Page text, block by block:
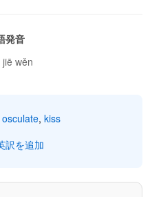
発音
jiē wěn
osculate, kiss
訳を追加